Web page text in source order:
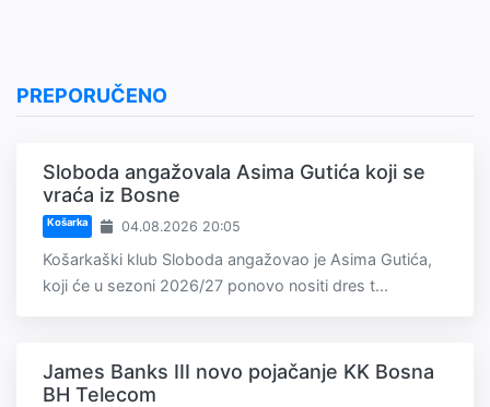
PREPORUČENO
Sloboda angažovala Asima Gutića koji se
vraća iz Bosne
Košarka 04.08.2026 20:05
Košarkaški klub Sloboda angažovao je Asima Gutića,
koji će u sezoni 2026/27 ponovo nositi dres t...
James Banks III novo pojačanje KK Bosna
BH Telecom